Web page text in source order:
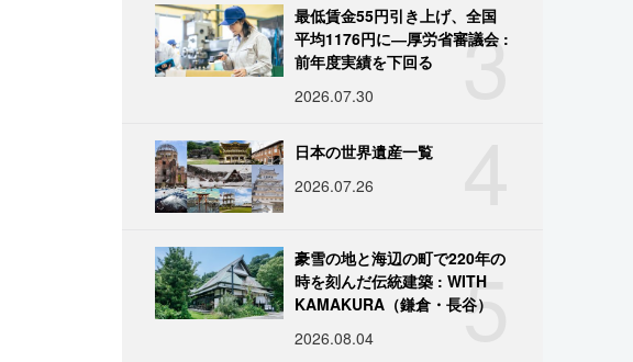
3
最低賃金55円引き上げ、全国
平均1176円に―厚労省審議会 :
前年度実績を下回る
2026.07.30
日本の世界遺産一覧
2026.07.26
5
豪雪の地と海辺の町で220年の
時を刻んだ伝統建築 : WITH
KAMAKURA（鎌倉・長谷）
2026.08.04